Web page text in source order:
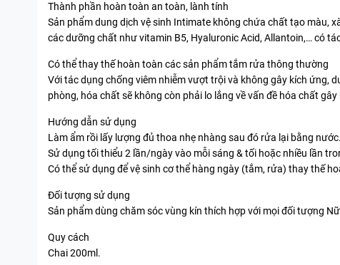
Thành phần hoàn toàn an toàn, lành tính
Sản phẩm dung dịch vệ sinh Intimate không chứa chất tạo màu,
các dưỡng chất như vitamin B5, Hyaluronic Acid, Allantoin,… có
Có thể thay thế hoàn toàn các sản phẩm tắm rửa thông thường
Với tác dụng chống viêm nhiễm vượt trội và không gây kích ứng,
phòng, hóa chất sẽ không còn phải lo lắng về vấn đề hóa chất
Hướng dẫn sử dụng
Làm ẩm rồi lấy lượng đủ thoa nhẹ nhàng sau đó rửa lại bằng nước.
Sử dụng tối thiểu 2 lần/ngày vào mỗi sáng & tối hoặc nhiều lần
Có thể sử dụng để vệ sinh cơ thể hàng ngày (tắm, rửa) thay thế
Đối tượng sử dụng
Sản phẩm dùng chăm sóc vùng kín thích hợp với mọi đối tượng
Quy cách
Chai 200ml.